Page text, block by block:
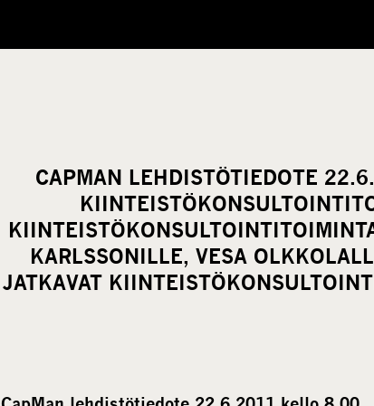
CAPMAN LEHDISTÖTIEDOTE
KARLSSONILLE, VESA
JATKAVAT